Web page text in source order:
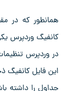
همانطور که در
کانفیگ وردپرس
در وردپرس
این فایل کانفیگ